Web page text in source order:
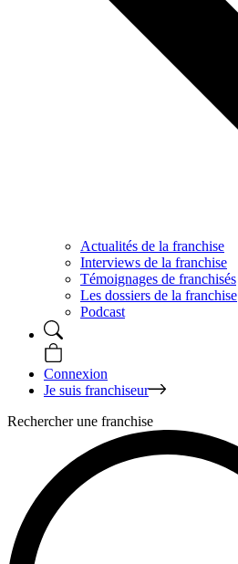
Actualités de la franchise
Interviews de la franchise
Témoignages de franchisés
Les dossiers de la franchise
Podcast
Connexion
Je suis franchiseur
Rechercher une franchise